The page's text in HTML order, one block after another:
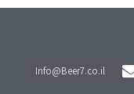
Info@Beer7.co.il